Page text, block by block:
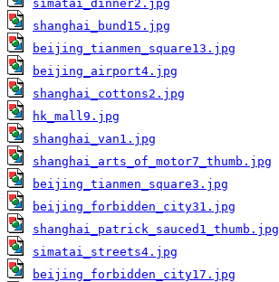
simatai_dinner2.jpg
shanghai_bund15.jpg
beijing_tianmen_square13.jpg
beijing_airport4.jpg
shanghai_cottons2.jpg
hk_mall9.jpg
shanghai_van1.jpg
shanghai_arts_of_motor7_thumb.jpg
beijing_tianmen_square3.jpg
beijing_forbidden_city31.jpg
shanghai_patrick_sauced1_thumb.jpg
simatai_streets4.jpg
beijing_forbidden_city17.jpg